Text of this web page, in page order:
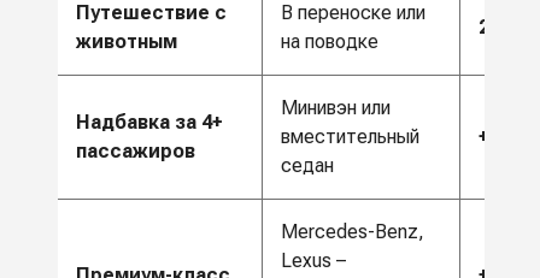
Путешествие с
животным
В переноске или
на поводке
20 €
Надбавка за 4+
пассажиров
Минивэн или
вместительный
седан
+20%
Mercedes-Benz,
Lexus –